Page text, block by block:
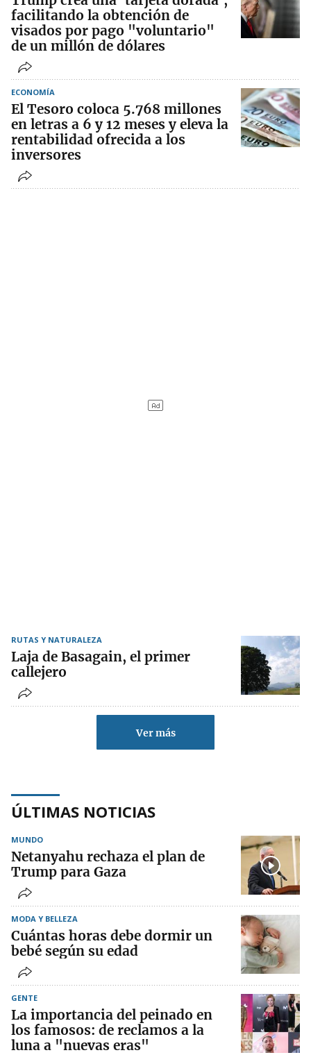
facilitando la obtención de
visados por pago "voluntario"
de un millón de dólares
ECONOMÍA
El Tesoro coloca 5.768 millones
en letras a 6 y 12 meses y eleva la
rentabilidad ofrecida a los
inversores
RUTAS Y NATURALEZA
Laja de Basagain, el primer
callejero
Ver más
ÚLTIMAS NOTICIAS
MUNDO
Netanyahu rechaza el plan de
Trump para Gaza
MODA Y BELLEZA
Cuántas horas debe dormir un
bebé según su edad
GENTE
La importancia del peinado en
los famosos: de reclamos a la
luna a "nuevas eras"